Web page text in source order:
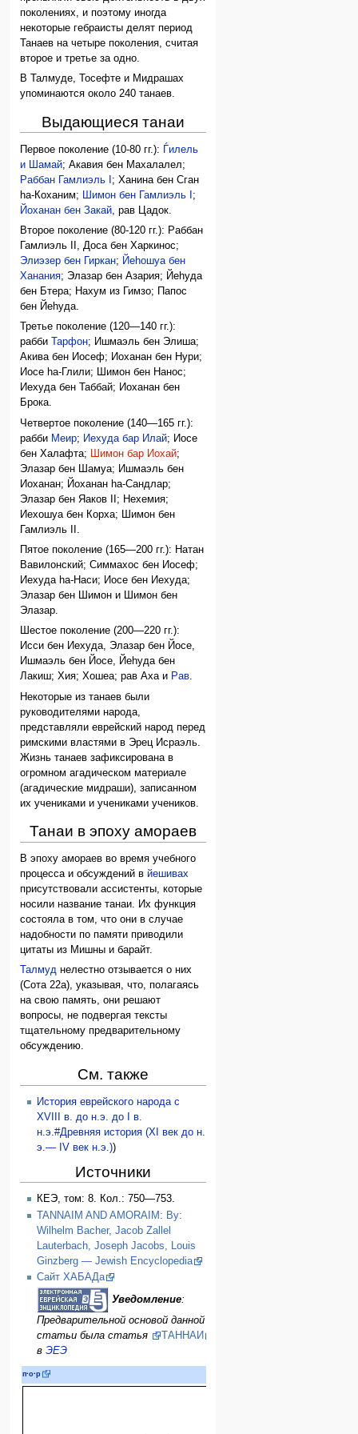
поколениях, и поэтому иногда
некоторые гебраисты делят период
Танаев на четыре поколения, считая
второе и третье за одно.
В Талмуде, Тосефте и Мидрашах
упоминаются около 240 танаев.
Выдающиеся танаи
Первое поколение (10-80 гг.): Ѓилель
и Шамай; Акавия бен Махалалел;
Раббан Гамлиэль I ; Ханина бен Сган
hа-Коханим;
Шимон бен Гамлиэль I ;
Йоханан бен Закай , рав Цадок.
Второе поколение (80-120 гг.): Раббан
Гамлиэль II, Доса бен Харкинос;
Элиэзер бен Гиркан; Йеhошуа бен
Ханания; Элазар бен Азария; Йеhуда
бен Бтера; Нахум из Гимзо; Папос
бен Йеhуда.
Третье поколение (120—140 гг.):
рабби
Тарфон; Ишмаэль бен Элиша;
Акива бен Иосеф; Иоханан бен Нури;
Иосе hа-Глили; Шимон бен Нанос;
Иехуда бен Таббай; Иоханан бен
Брока.
Четвертое поколение (140—165 гг.):
рабби Меир; Иехуда бар Илай; Иосе
бен Халафта;
Шимон бар Иохай;
Элазар бен Шамуа; Ишмаэль бен
Иоханан; Йоханан hа-Сандлар;
Элазар бен Яаков II; Нехемия;
Иехошуа бен Корха; Шимон бен
Гамлиэль II.
Пятое поколение (165—200 гг.): Натан
Вавилонский; Симмахос бен Иосеф;
Иехуда hа-Наси; Иосе бен Иехуда;
Элазар бен Шимон и Шимон бен
Элазар.
Шестое поколение (200—220 гг.):
Исси бен Иехуда, Элазар бен Йосе,
Ишмаэль бен Йосе, Йеhуда бен
Лакиш; Хия; Хошеа; рав Аха и Рав.
Некоторые из танаев были
руководителями народа,
представляли еврейский народ перед
римскими властями в Эрец Исраэль.
Жизнь танаев зафиксирована в
огромном агадическом материале
(агадические мидраши), записанном
их учениками и учениками учеников.
Танаи в эпоху амораев
В эпоху амораев во время учебного
процесса и обсуждений вйешивах
присутствовали ассистенты, которые
носили название танаи. Их функция
состояла в том, что они в случае
надобности по памяти приводили
цитаты из Мишны и барайт.
Талмуд нелестно отзывается о них
(Сота 22а), указывая, что, полагаясь
на свою память, они решают
вопросы, не подвергая тексты
тщательному предварительному
обсуждению.
См. также
История еврейского народа с
XVIII в. до н.э. до I в.
н.э.#Древняя история (XI век до н.
э.— IV век н.э.))
Источники
КЕЭ, том: 8. Кол.: 750—753.
TANNAIM AND AMORAIM: By:
Wilhelm Bacher, Jacob Zallel
Lauterbach, Joseph Jacobs, Louis
Ginzberg — Jewish Encyclopedia
Сайт ХАБАДа
Уведомление:
Предварительной основой данной
статьи была статья
ТАННАИ
в ЭЕЭ
п·о·р